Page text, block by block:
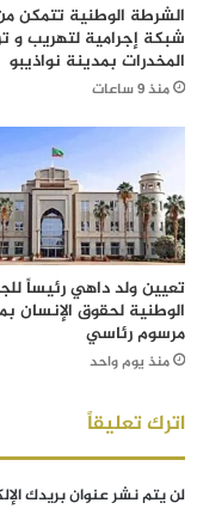
الشرطة الوطنية تتمكن
شبكة إجرامية لتهريب و
المخدرات بمدينة نواذيبو
منذ 9 ساعات
تعيين ولد داهي رئيساً
الوطنية لحقوق الإنسان
مرسوم رئاسي
منذ يوم واحد
اترك تعليقاً
لن يتم نشر عنوان بريدك